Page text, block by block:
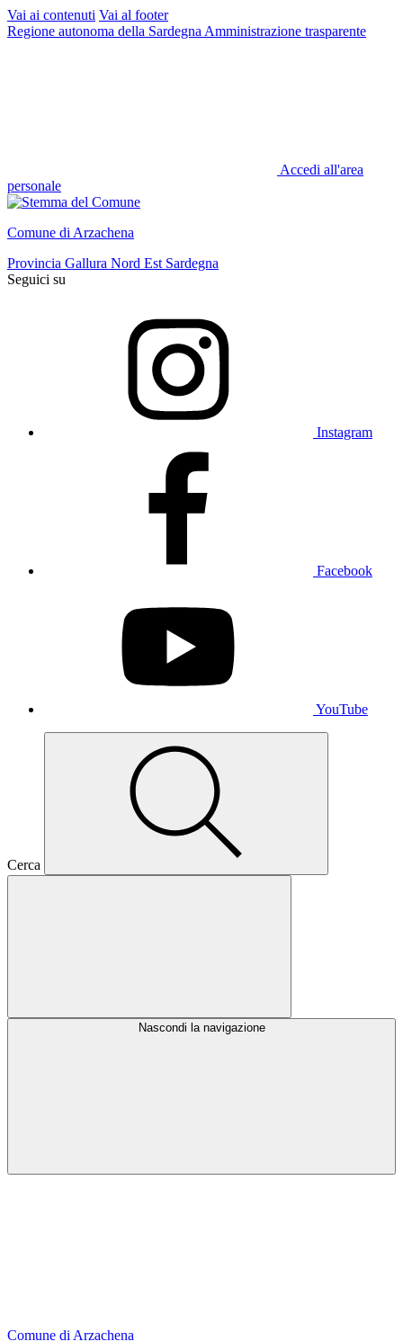
Vai ai contenuti Vai al footer
Regione autonoma della Sardegna Amministrazione trasparente
Accedi all'area
personale
Comune di Arzachena
Provincia Gallura Nord Est Sardegna
Seguici su
Instagram
Facebook
YouTube
Cerca
Nascondi la navigazione
Comune di Arzachena